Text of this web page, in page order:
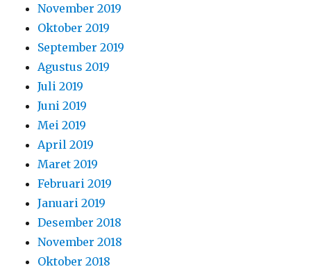
November 2019
Oktober 2019
September 2019
Agustus 2019
Juli 2019
Juni 2019
Mei 2019
April 2019
Maret 2019
Februari 2019
Januari 2019
Desember 2018
November 2018
Oktober 2018